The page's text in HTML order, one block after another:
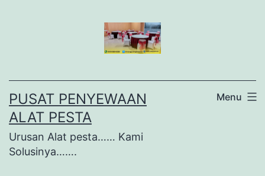
PUSAT PENYEWAAN
ALAT PESTA
Urusan Alat pesta…… Kami
Solusinya…….
Menu